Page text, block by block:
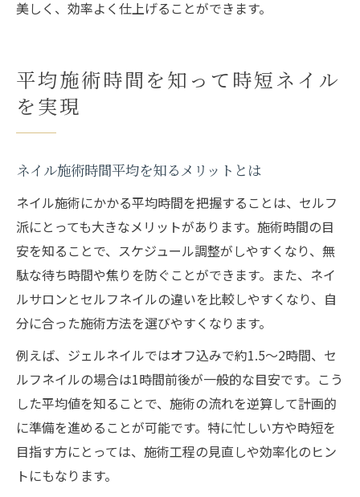
美しく、効率よく仕上げることができます。
平均施術時間を知って時短ネイル
を実現
ネイル施術時間平均を知るメリットとは
ネイル施術にかかる平均時間を把握することは、セルフ
派にとっても大きなメリットがあります。施術時間の目
安を知ることで、スケジュール調整がしやすくなり、無
駄な待ち時間や焦りを防ぐことができます。また、ネイ
ルサロンとセルフネイルの違いを比較しやすくなり、自
分に合った施術方法を選びやすくなります。
例えば、ジェルネイルではオフ込みで約1.5～2時間、セ
ルフネイルの場合は1時間前後が一般的な目安です。こう
した平均値を知ることで、施術の流れを逆算して計画的
に準備を進めることが可能です。特に忙しい方や時短を
目指す方にとっては、施術工程の見直しや効率化のヒン
トにもなります。